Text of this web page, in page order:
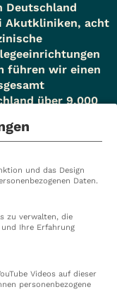
Deutschland
Akutkliniken, acht
führen wir einen
über 9.000
und das Design
Daten.
zu verwalten, die
Ihre Erfahrung
Videos auf dieser
personenbezogene